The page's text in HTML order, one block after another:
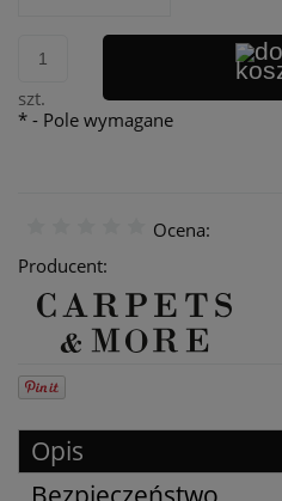
szt.
* - Pole wymagane
Ocena:
Producent:
Opis